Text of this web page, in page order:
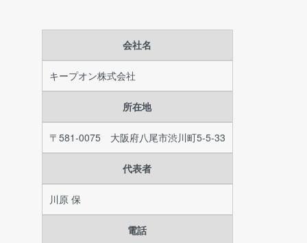
会社名
キープオン株式会社
所在地
〒581-0075 大阪府八尾市渋川町5-5-33
代表者
川原 保
電話